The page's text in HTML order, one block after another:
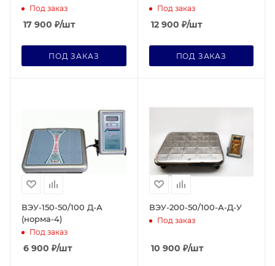
Под заказ
17 900 ₽/шт
ПОД ЗАКАЗ
Под заказ
12 900 ₽/шт
ПОД ЗАКАЗ
ВЭУ-150-50/100 Д-А
(норма-4)
Под заказ
6 900 ₽/шт
ВЭУ-200-50/100-А-Д-У
Под заказ
10 900 ₽/шт